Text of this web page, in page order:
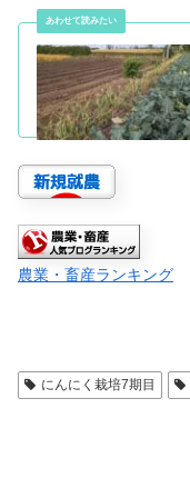
農業・畜産ランキング
にんにく栽培7期目